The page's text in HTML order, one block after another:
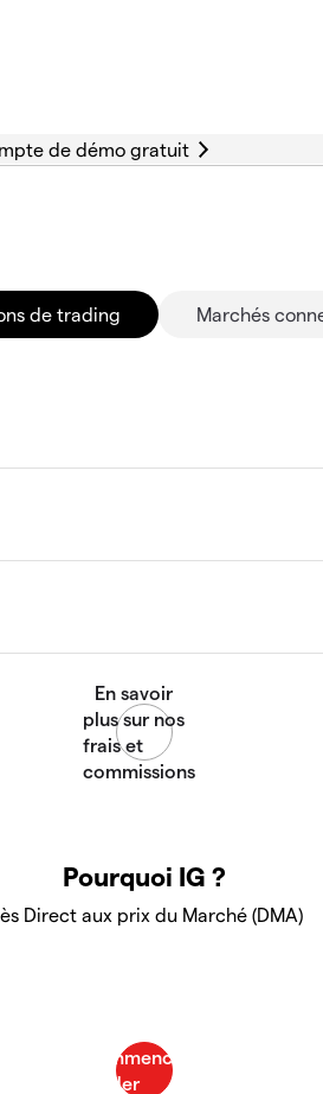
de trading Marchés
Pourquoi IG ?
Direct aux prix du Marché (DMA)